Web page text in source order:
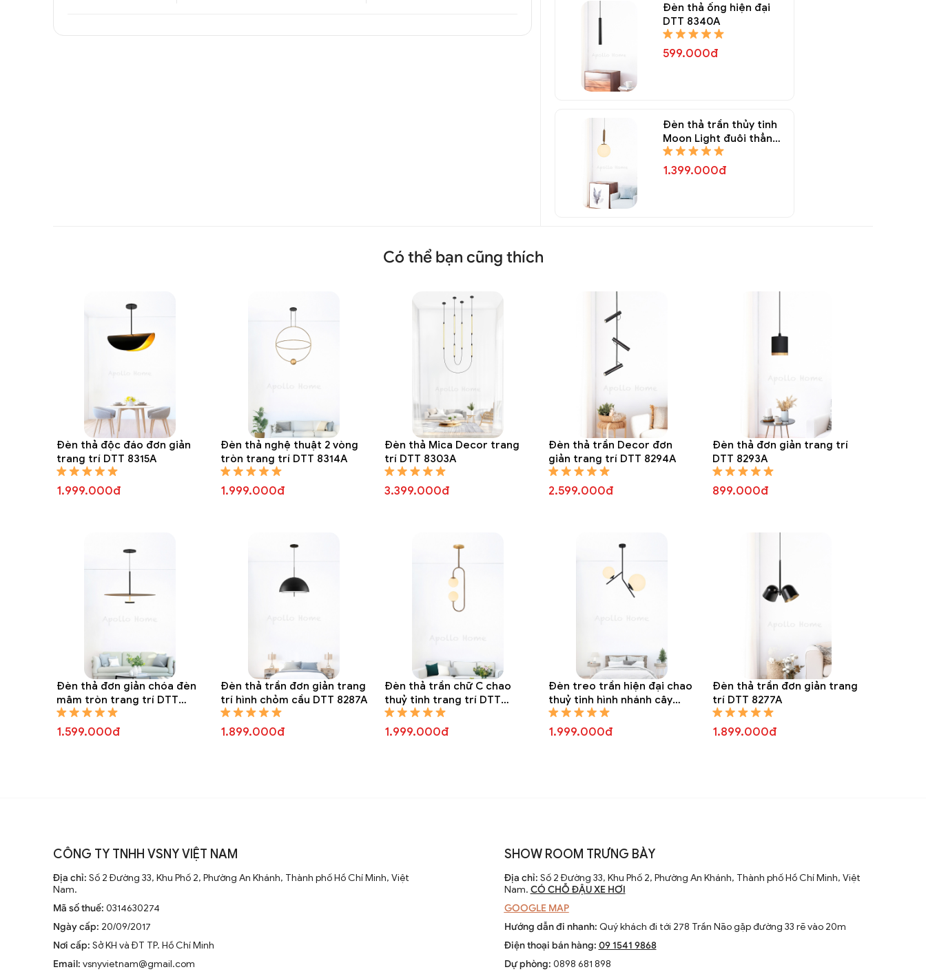
Đèn thả ống hiện đại
DTT 8340A
599.000đ
Đèn thả trần thủy tinh
Moon Light đuôi thẳng
DTT 8338A
1.399.000đ
Có thể bạn cũng thích
Đèn thả độc đáo đơn giản
trang trí DTT 8315A
1.999.000đ
Đèn thả nghệ thuật 2 vòng
tròn trang trí DTT 8314A
1.999.000đ
Đèn thả Mica Decor trang
trí DTT 8303A
3.399.000đ
Đèn thả trần Decor đơn
giản trang trí DTT 8294A
2.599.000đ
Đèn thả đơn giản trang trí
DTT 8293A
899.000đ
Đèn thả đơn giản chóa đèn
mâm tròn trang trí DTT
8288A
1.599.000đ
Đèn thả trần đơn giản trang
trí hình chỏm cầu DTT 8287A
1.899.000đ
Đèn thả trần chữ C chao
thuỷ tinh trang trí DTT
8285A
1.999.000đ
Đèn treo trần hiện đại chao
thuỷ tinh hình nhánh cây
cách điệu DTT 8284A
1.999.000đ
Đèn thả trần đơn giản trang
trí DTT 8277A
1.899.000đ
CÔNG TY TNHH VSNY VIỆT NAM
Địa chỉ: Số 2 Đường 33, Khu Phố 2, Phường An Khánh, Thành phố Hồ Chí Minh, Việt
Nam.
Mã số thuế: 0314630274
Ngày cấp: 20/09/2017
Nơi cấp: Sở KH và ĐT TP. Hồ Chí Minh
Email: vsnyvietnam@gmail.com
SHOW ROOM TRƯNG BÀY
Địa chỉ: Số 2 Đường 33, Khu Phố 2, Phường An Khánh, Thành phố Hồ Chí Minh, Việt
Nam. CÓ CHỖ ĐẬU XE HƠI
GOOGLE MAP
Hướng dẫn đi nhanh: Quý khách đi tới 278 Trần Não gặp đường 33 rẽ vào 20m
Điện thoại bán hàng: 09 1541 9868
Dự phòng: 0898 681 898